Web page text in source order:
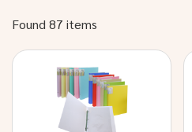
Found 87 items